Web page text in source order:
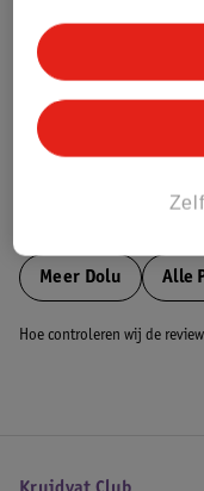
Bestel &
Meer Dolu Alle
Hoe controleren wij de